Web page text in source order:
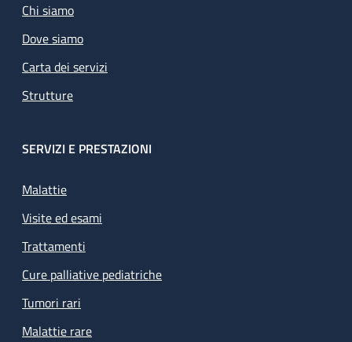
Chi siamo
Dove siamo
Carta dei servizi
Strutture
SERVIZI E PRESTAZIONI
Malattie
Visite ed esami
Trattamenti
Cure palliative pediatriche
Tumori rari
Malattie rare